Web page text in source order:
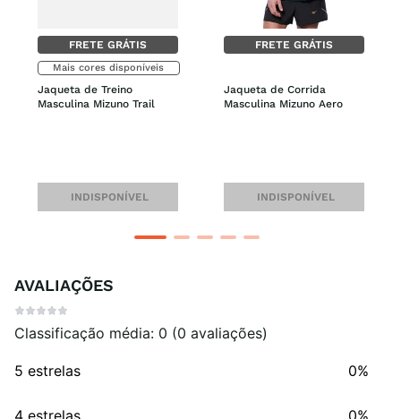
FRETE GRÁTIS
Mais cores disponíveis
Jaqueta de Treino
Masculina Mizuno Trail
INDISPONÍVEL
FRETE GRÁTIS
Jaqueta de Corrida
Masculina Mizuno Aero
INDISPONÍVEL
AVALIAÇÕES
Classificação média: 0 (0 avaliações)
5 estrelas 0%
4 estrelas 0%